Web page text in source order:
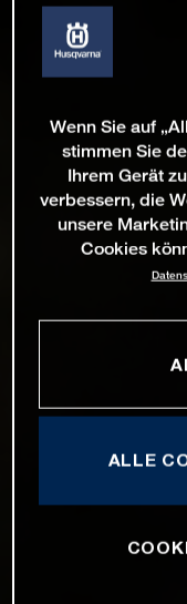
Wenn Sie auf
stimmen Sie
Ihrem Gerät
verbessern, die
unsere
Cookies
ALLE